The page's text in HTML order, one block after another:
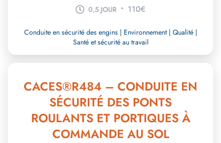
0,5 JOUR • 110€
Conduite en sécurité des engins | Environnement | Qualité |
Santé et sécurité au travail
CACES®R484 – CONDUITE EN
SÉCURITÉ DES PONTS
ROULANTS ET PORTIQUES À
COMMANDE AU SOL